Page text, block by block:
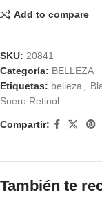
Add to compare
SKU: 20841
Categoría: BELLEZA
Etiquetas: belleza
Suero Retinol
Compartir:
También te